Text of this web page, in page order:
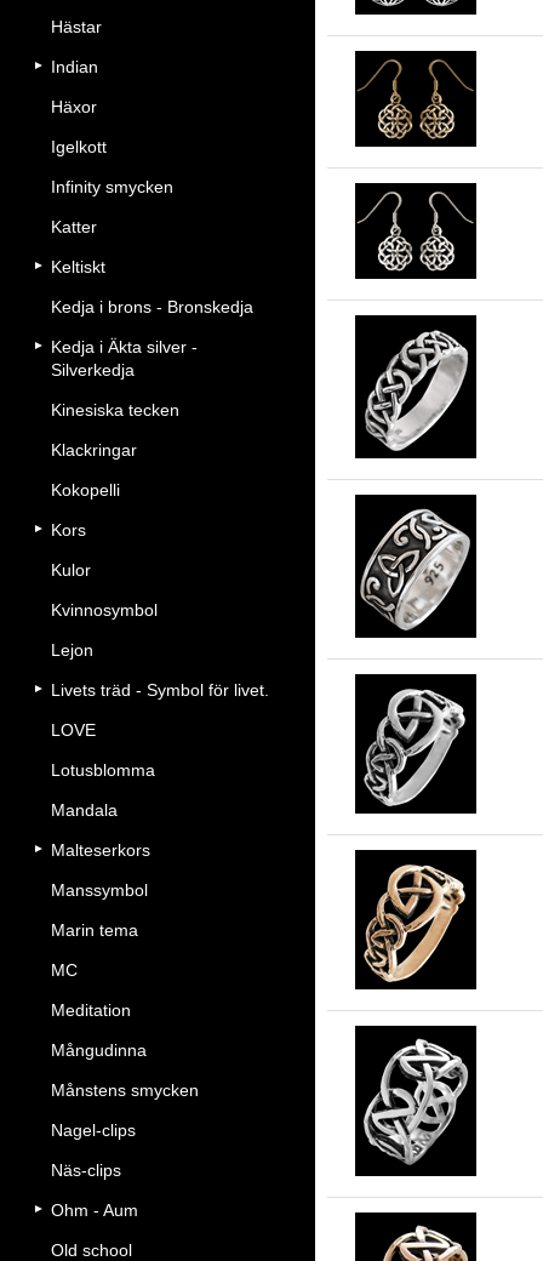
Hästar
Indian
Häxor
Igelkott
Infinity smycken
Katter
Keltiskt
Kedja i brons - Bronskedja
Kedja i Äkta silver -
Silverkedja
Kinesiska tecken
Klackringar
Kokopelli
Kors
Kulor
Kvinnosymbol
Lejon
Livets träd - Symbol för livet.
LOVE
Lotusblomma
Mandala
Malteserkors
Manssymbol
Marin tema
MC
Meditation
Mångudinna
Månstens smycken
Nagel-clips
Näs-clips
Ohm - Aum
Old school